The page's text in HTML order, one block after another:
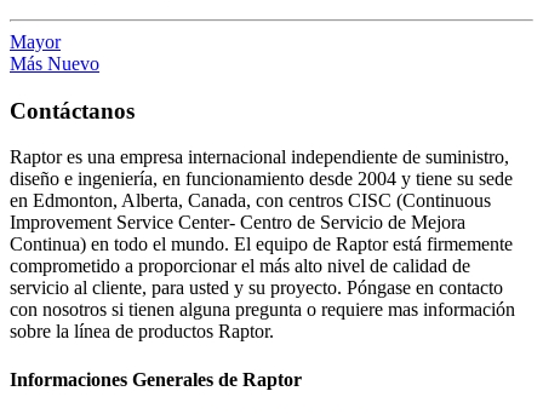
Mayor
Más Nuevo
Contáctanos
Raptor es una empresa internacional independiente de suministro,
diseño e ingeniería, en funcionamiento desde 2004 y tiene su sede
en Edmonton, Alberta, Canada, con centros CISC (Continuous
Improvement Service Center- Centro de Servicio de Mejora
Continua) en todo el mundo. El equipo de Raptor está firmemente
comprometido a proporcionar el más alto nivel de calidad de
servicio al cliente, para usted y su proyecto. Póngase en contacto
con nosotros si tienen alguna pregunta o requiere mas información
sobre la línea de productos Raptor.
Informaciones Generales de Raptor